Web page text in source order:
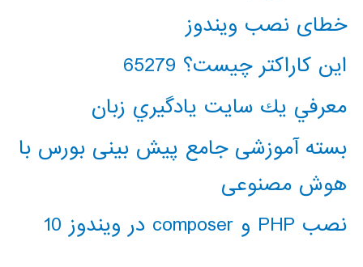
خطای نصب ویندوز
این کاراکتر چیست؟ 65279
معرفي يك سايت يادگيري زبان
بسته آموزشی جامع پیش بینی بورس با
هوش مصنوعی
نصب PHP و composer در ویندوز 10